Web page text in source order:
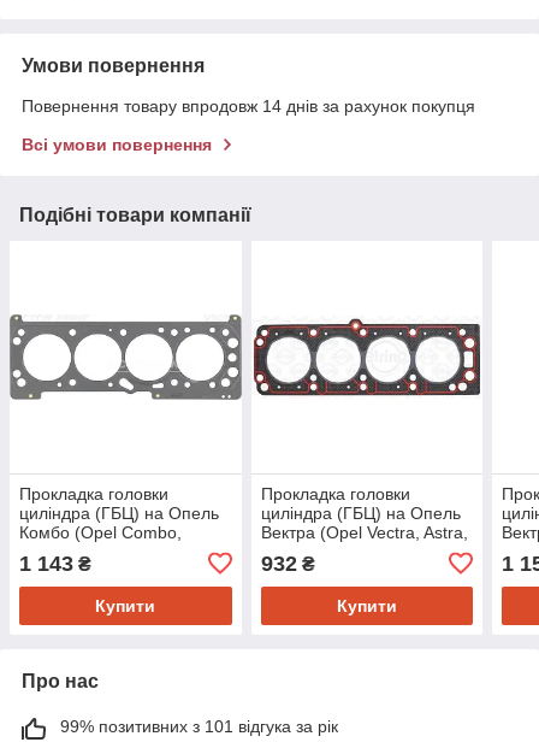
Умови повернення
Повернення товару впродовж 14 днів за рахунок покупця
Всі умови повернення
Подібні товари компанії
Прокладка головки
циліндра (ГБЦ) на Опель
Комбо (Opel Combo,
Vectra, Astra, Zafira) Reinz
613490000
1 143 ₴
Купити
Прокладка головки
циліндра (ГБЦ) на Опель
Вектра (Opel Vectra, Astra,
645842
932₴
Купити
1
Про нас
99% позитивних з 101 відгука за рік